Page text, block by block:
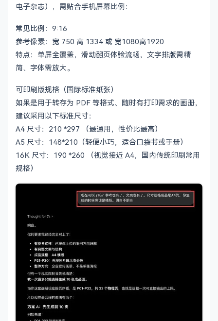
## 四、 核心素材收集与脱水 (Data Extraction)
> 💡 *动作要领：从客户提供的原始杂乱材料中提取核心数
**1. 基础框架素材 (公司定调)**
*   **来源文件：** [文件名称，如《XX集团202X年终
*   **提取内容：** [核心数据、里程碑节点、股权架构
**2. 业务与案例素材 (核心血肉)**
*   **来源文件：** [文件名称，如《XX产品手册.docx》
*   **提取内容：**
    *   [提炼 3-5 个核心业务动词/卖点]
    *   [提取最新的关键财务/业绩数据]
## 五、 终极文案落位与交付表 (Integration)
| 物理页序 | 视觉框架/模块指示 | 对应文案内容与图
| :--- | :--- | :--- |
| **P1-P2** | **封面 / 封二**
| **P3-P4** | **卷首 / 目录**
| **P5-P6** | **公司简介**
| **P[X]-P[X]** | **[具体业务模块]**<br
| **P[X]-P[X]** | **[经典案例]**
| **P[末尾]** | **封底** | **文案：** [公司地址、电
电子杂志），需贴合手机屏幕比例：
常见比例：9:16
参考像素：宽 750 高 1334 或 宽1080高1920
特点：单屏全覆盖，滑动翻页体验流畅，文字排版需精
简、字体需放大。
可印刷版规格（国际标准纸张）
如果是用于转存为 PDF 等格式、随时有打印需求的画册，
建议采用以下标准尺寸：
A4 尺寸：210 *297 （最通用，性价比最高）
A5 尺寸：148*210（轻便小巧，适合口袋书或手册）
16K 尺寸：190 *260 （视觉接近 A4，国内传统印刷常用
规格）